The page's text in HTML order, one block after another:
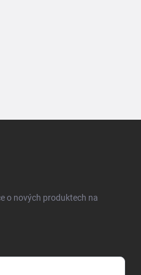
o nových produktech na